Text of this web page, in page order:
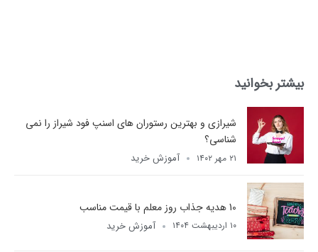
بیشتر بخوانید
شیرازی و بهترین رستوران های اسنپ فود شیراز را نمی
شناسی؟
۲۱ مهر ۱۴۰۲ آموزش خرید
10 هدیه جذاب روز معلم با قیمت مناسب
۱۰ اردیبهشت ۱۴۰۴ آموزش خرید